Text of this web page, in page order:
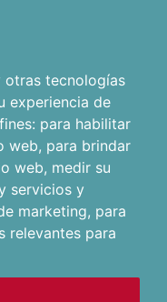
tecnologías
experiencia de
para habilitar
web, para brindar
web, medir su
servicios y
marketing, para
relevantes para